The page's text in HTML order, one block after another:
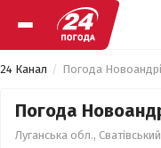
24 Канал Погода
Погода
Луганська обл.,